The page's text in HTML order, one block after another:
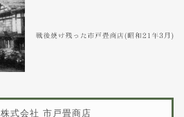
株式会社 市戸畳商店